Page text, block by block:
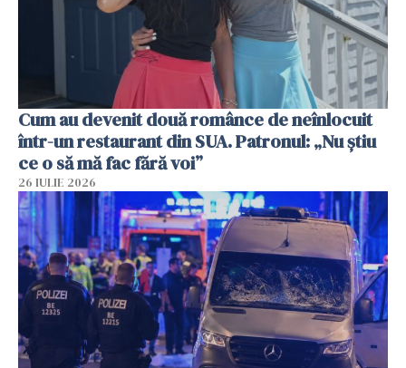
Cum au devenit două românce de neînlocuit
într-un restaurant din SUA. Patronul: „Nu știu
ce o să mă fac fără voi”
26 IULIE 2026